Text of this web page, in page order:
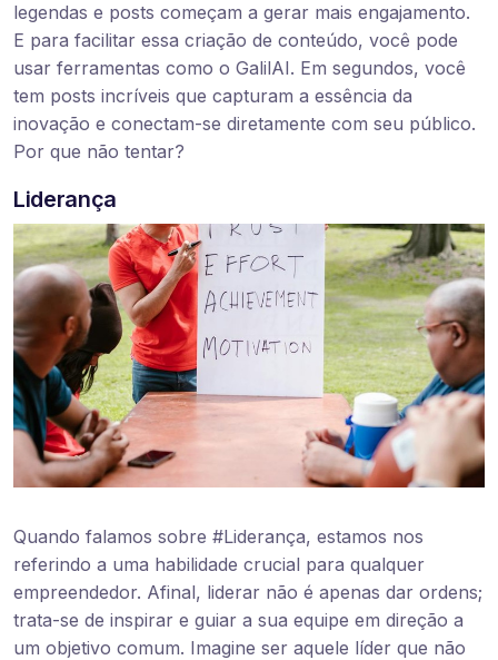
legendas e posts começam a gerar mais engajamento.
E para facilitar essa criação de conteúdo, você pode
usar ferramentas como o GalilAI. Em segundos, você
tem posts incríveis que capturam a essência da
inovação e conectam-se diretamente com seu público.
Por que não tentar?
Liderança
Quando falamos sobre #Liderança, estamos nos
referindo a uma habilidade crucial para qualquer
empreendedor. Afinal, liderar não é apenas dar ordens;
trata-se de inspirar e guiar a sua equipe em direção a
um objetivo comum. Imagine ser aquele líder que não